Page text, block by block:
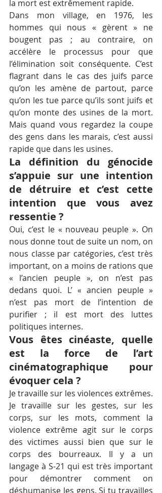
la mort est extrêmement rapide.
Dans mon village, en 1976, les
hommes qui nous « gèrent » ne
bougent pas ; au contraire, on
accélère le processus pour que
l’élimination soit conséquente. C’est
flagrant dans le cas des juifs parce
qu’on les amène de partout, parce
qu’on les tue parce qu’ils sont juifs et
qu’on monte des usines de la mort.
Mais quand vous regardez la coupe
des gens dans les marais, c’est aussi
rapide que dans les usines.
La définition du génocide
s’appuie sur une intention
de détruire et c’est cette
intention que vous avez
ressentie ?
Oui, c’est le « nouveau peuple ». On
nous donne tout de suite un nom, on
nous classe par catégories, c’est très
important, on a moins de rations que
« l’ancien peuple », on n’est pas
dedans quoi. L’ « ancien peuple »
n’est pas mort de l’intention de
purifier ; il est mort des luttes
politiques internes.
Vous êtes cinéaste, quelle
est la force de l’art
cinématographique pour
évoquer cela ?
Je travaille sur les violences extrêmes.
Je travaille sur les gestes, sur les
corps, sur les mots, comment la
violence extrême agit sur le corps
des victimes aussi bien que sur le
corps des bourreaux. Il y a un
langage à S-21 qui est très important
pour démontrer comment on
déshumanise les gens. Si tu travailles